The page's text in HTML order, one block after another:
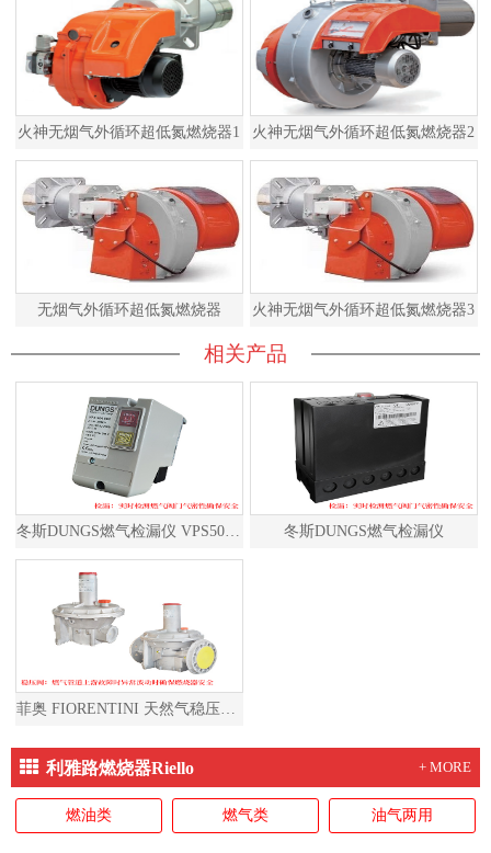
火神无烟气外循环超低氮燃烧器1 火神无烟气外循环超低氮燃烧器2
无烟气外循环超低氮燃烧器 火神无烟气外循环超低氮燃烧器3
相关产品
冬斯DUNGS燃气检漏仪
利雅路燃烧器Riello + MORE
燃油类 燃气类 油气两用